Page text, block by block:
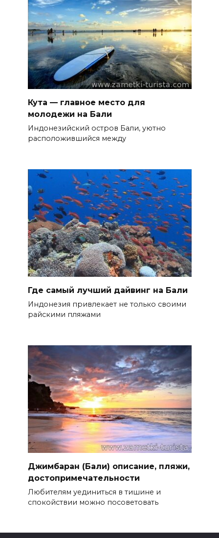
Кута — главное место для
молодежи на Бали
Индонезийский остров Бали, уютно
расположившийся между
Где самый лучший дайвинг на Бали
Индонезия привлекает не только своими
райскими пляжами
Джимбаран (Бали) описание, пляжи,
достопримечательности
Любителям уединиться в тишине и
спокойствии можно посоветовать